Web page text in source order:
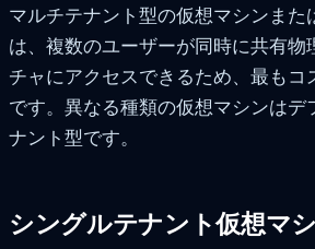
マルチテナント型の仮想マシンまた
は、複数のユーザーが同時に共有物
チャにアクセスできるため、最もコ
です。異なる種類の仮想マシンはデ
ナント型です。
シングルテナント仮想マ